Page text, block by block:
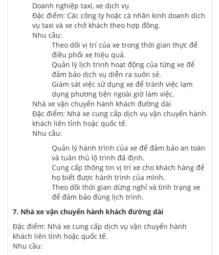
Doanh nghiệp taxi, xe dịch vụ
Đặc điểm: Các công ty hoặc cá nhân kinh doanh dịch
vụ taxi và xe chở khách theo hợp đồng.
Nhu cầu:
Theo dõi vị trí của xe trong thời gian thực để
điều phối xe hiệu quả.
Quản lý lịch trình hoạt động của từng xe để
đảm bảo dịch vụ diễn ra suôn sẻ.
Giám sát việc sử dụng xe để tránh việc lạm
dụng phương tiện ngoài giờ làm việc.
Nhà xe vận chuyển hành khách đường dài
Đặc điểm: Nhà xe cung cấp dịch vụ vận chuyển hành
khách liên tỉnh hoặc quốc tế.
Nhu cầu:
Quản lý hành trình của xe để đảm bảo an toàn
và tuân thủ lộ trình đã định.
Cung cấp thông tin vị trí xe cho khách hàng để
họ biết được hành trình của mình.
Theo dõi thời gian dừng nghỉ và tình trạng xe
để đảm bảo đúng lịch trình.
7. Nhà xe vận chuyển hành khách đường dài
Đặc điểm: Nhà xe cung cấp dịch vụ vận chuyển hành
khách liên tỉnh hoặc quốc tế.
Nhu cầu: